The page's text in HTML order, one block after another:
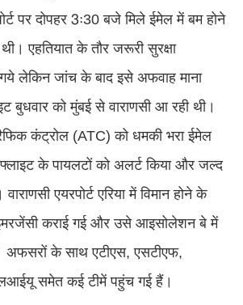
पर दोपहर 3ः30 बजे मिले ईमेल में बम होने
एहतियात के तौर जरूरी सुरक्षा
लेकिन जांच के बाद इसे अफवाह माना
बुधवार को मुंबई से वाराणसी आ रही थी।
कंट्रोल (ATC) को धमकी भरा ईमेल
के पायलटों को अलर्ट किया और जल्द
एयरपोर्ट एरिया में विमान होने के
कराई गई और उसे आइसोलेशन बे में
अफसरों के साथ एटीएस, एसटीएफ,
समेत कई टीमें पहुंच गई हैं।